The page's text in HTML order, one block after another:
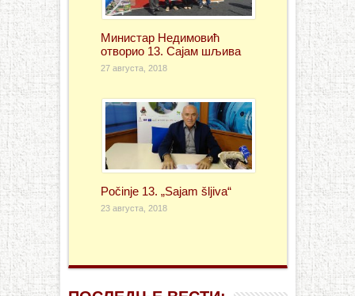
Министар Недимовић
отворио 13. Сајам шљива
27 августа, 2018
Počinje 13. „Sajam šljiva“
23 августа, 2018